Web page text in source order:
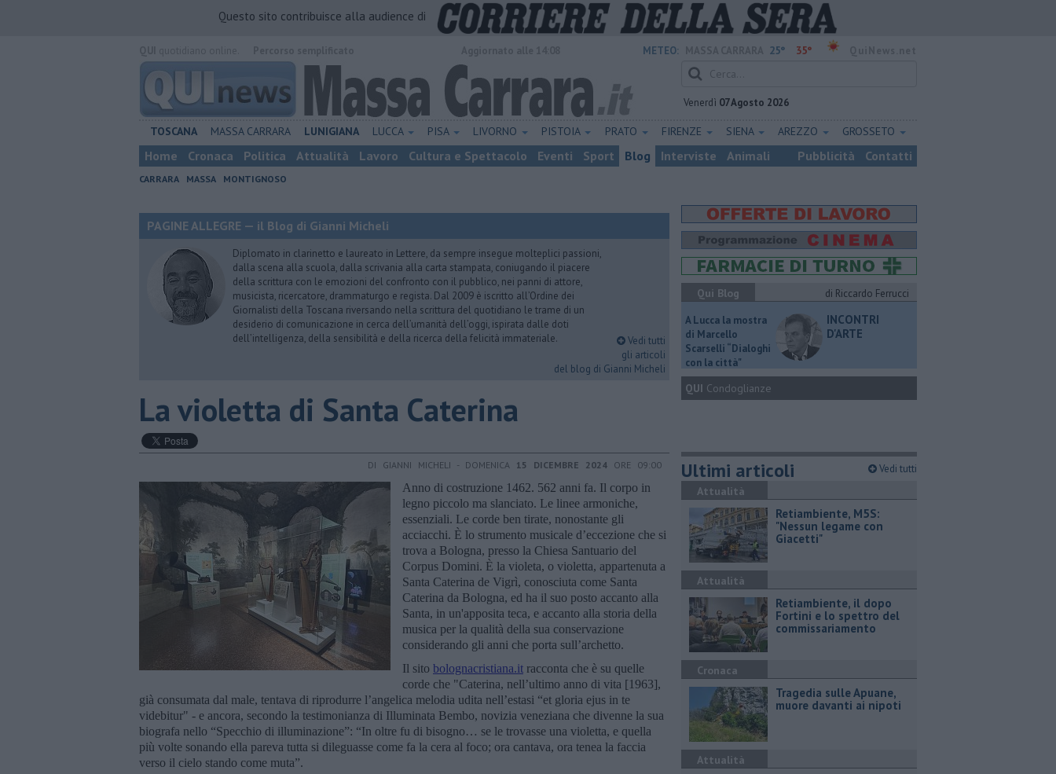
Questo sito contribuisce alla audience di
METEO: 25° 35°
Venerdì 07 Agosto 2026
TOSCANA MASSA CARRARA LUNIGIANA LUCCA PISA LIVORNO PISTOIA PRATO FIRENZE SIENA AREZZO GROSSETO
Home Cronaca Politica Attualità Lavoro Cultura e Spettacolo Eventi Sport Blog Interviste Animali Pubblicità Contatti
CARRARA MASSA MONTIGNOSO
PAGINE ALLEGRE — il Blog di Gianni Micheli
Diplomato in clarinetto e laureato in Lettere, da sempre insegue molteplici passioni,
dalla scena alla scuola, dalla scrivania alla carta stampata, coniugando il piacere
della scrittura con le emozioni del confronto con il pubblico, nei panni di attore,
musicista, ricercatore, drammaturgo e regista. Dal 2009 è iscritto all’Ordine dei
Giornalisti della Toscana riversando nella scrittura del quotidiano le trame di un
desiderio di comunicazione in cerca dell’umanità dell’oggi, ispirata dalle doti
dell’intelligenza, della sensibilità e della ricerca della felicità immateriale.
Vedi tutti
gli articoli
del blog di Gianni Micheli
​La violetta di Santa Caterina
DI GIANNI MICHELI - DOMENICA 15 DICEMBRE 2024 ORE 09:00
Anno di costruzione 1462. 562 anni fa. Il corpo in
legno piccolo ma slanciato. Le linee armoniche,
essenziali. Le corde ben tirate, nonostante gli
acciacchi. È lo strumento musicale d’eccezione che si
trova a Bologna, presso la Chiesa Santuario del
Corpus Domini. È la violeta, o violetta, appartenuta a
Santa Caterina de Vigrì, conosciuta come Santa
Caterina da Bologna, ed ha il suo posto accanto alla
Santa, in un'apposita teca, e accanto alla storia della
musica per la qualità della sua conservazione
considerando gli anni che porta sull’archetto.
Il sito bolognacristiana.it racconta che è su quelle
corde che "Caterina, nell’ultimo anno di vita [1963],
già consumata dal male, tentava di riprodurre l’angelica melodia udita nell’estasi “et gloria ejus in te
videbitur" - e ancora, secondo la testimonianza di Illuminata Bembo, novizia veneziana che divenne la sua
biografa nello “Specchio di illuminazione”: “In oltre fu di bisogno… se le trovasse una violetta, e quella
più volte sonando ella pareva tutta si dileguasse come fa la cera al foco; ora cantava, ora tenea la faccia
verso il cielo stando come muta”.
Qui Blog
di Riccardo Ferrucci
A Lucca la mostra
di Marcello
Scarselli “Dialoghi
con la città"
INCONTRI
D'ARTE
QUI Condoglianze
Ultimi articoli Vedi tutti
Attualità
Retiambiente, M5S:
"Nessun legame con
Giacetti"
Attualità
Retiambiente, il dopo
Fortini e lo spettro del
commissariamento
Cronaca
Tragedia sulle Apuane,
muore davanti ai nipoti
Attualità